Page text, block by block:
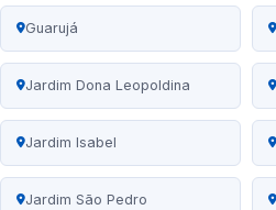
Guarujá
Jardim Dona Leopoldina
Jardim Isabel
Jardim São Pedro